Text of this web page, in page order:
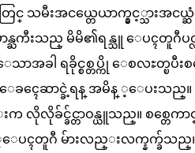
င္ သမီးအငယ္တေယာက္နွင့္သားအ
ႀကီးသည္ မိမိ၏ရန္သူ ေပၚတူဂီပင္လ
ခါ ရခိုင္စစ္တပ္ကို ေစလႊတ္ၿပီ
ေခၚေဆာင္ခဲ့ရန္ အမိန္ ့ေပးသည္
လိုလိုခ်င္ခ်င္တာဝန္ယူသည္။ စစ္တေ
င့္ေပၚတူဂီ မ်ားလည္းလက္နက္ခ်သ